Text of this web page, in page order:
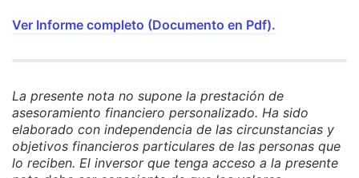
Ver Informe completo (Documento en Pdf).
La presente nota no supone la prestación de
asesoramiento financiero personalizado. Ha sido
elaborado con independencia de las circunstancias y
objetivos financieros particulares de las personas que
lo reciben. El inversor que tenga acceso a la presente